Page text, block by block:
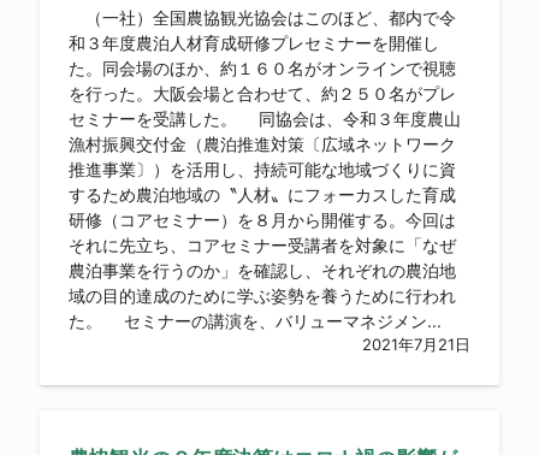
（一社）全国農協観光協会はこのほど、都内で令
和３年度農泊人材育成研修プレセミナーを開催し
た。同会場のほか、約１６０名がオンラインで視聴
を行った。大阪会場と合わせて、約２５０名がプレ
セミナーを受講した。 同協会は、令和３年度農山
漁村振興交付金（農泊推進対策〔広域ネットワーク
推進事業〕）を活用し、持続可能な地域づくりに資
するため農泊地域の〝人材〟にフォーカスした育成
研修（コアセミナー）を８月から開催する。今回は
それに先立ち、コアセミナー受講者を対象に「なぜ
農泊事業を行うのか」を確認し、それぞれの農泊地
域の目的達成のために学ぶ姿勢を養うために行われ
た。 セミナーの講演を、バリューマネジメン...
2021年7月21日